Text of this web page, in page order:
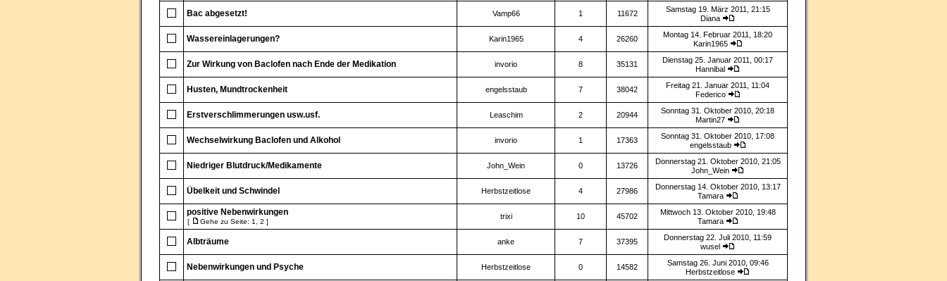
Bac abgesetzt! Vamp66 1 11672
Samstag 19. März 2011, 21:15
Diana
Wassereinlagerungen? Karin1965 4 26260
Montag 14. Februar 2011, 18:20
Karin1965
Zur Wirkung von Baclofen nach Ende der Medikation invorio 8 35131
Dienstag 25. Januar 2011, 00:17
Hannibal
Husten, Mundtrockenheit engelsstaub 7 38042
Freitag 21. Januar 2011, 11:04
Federico
Erstverschlimmerungen usw.usf. Leaschim 2 20944
Sonntag 31. Oktober 2010, 20:18
Martin27
Wechselwirkung Baclofen und Alkohol invorio 1 17363
Sonntag 31. Oktober 2010, 17:08
engelsstaub
Niedriger Blutdruck/Medikamente John_Wein 0 13726
Donnerstag 21. Oktober 2010, 21:05
John_Wein
Übelkeit und Schwindel Herbstzeitlose 4 27986
Donnerstag 14. Oktober 2010, 13:17
Tamara
positive Nebenwirkungen
[ Gehe zu Seite: 1 2 ]
trixi 10 45702
Mittwoch 13. Oktober 2010, 19:48
Tamara
Albträume anke 7 37395
Donnerstag 22. Juli 2010, 11:59
wusel
Nebenwirkungen und Psyche Herbstzeitlose 0 14582
Samstag 26. Juni 2010, 09:46
Herbstzeitlose